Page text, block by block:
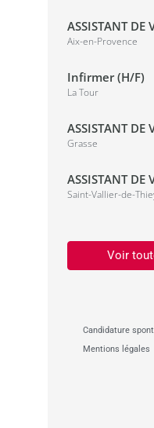
ASSISTANT DE
Aix-en-Provence
Infirmer (H/F)
La Tour
ASSISTANT DE
Grasse
ASSISTANT DE
Saint-Vallier-de-
Voir
Candidature
Mentions légales